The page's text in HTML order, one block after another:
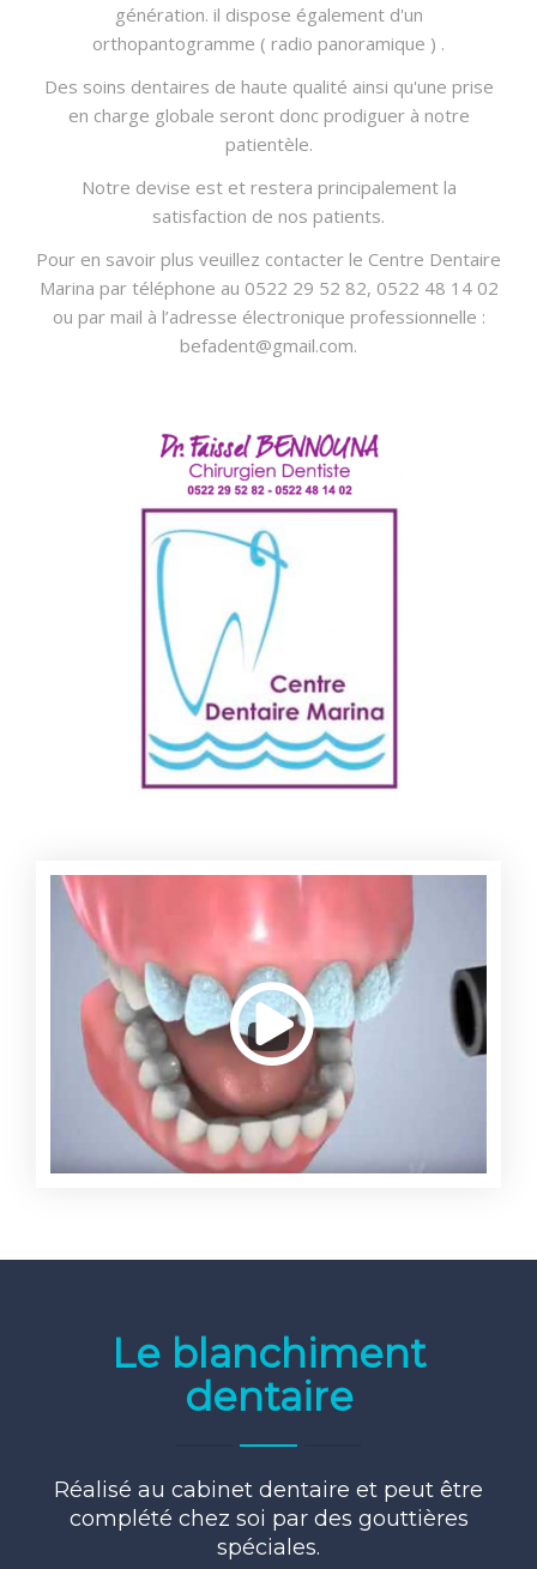
génération. il dispose également d'un
orthopantogramme ( radio panoramique ) .
Des soins dentaires de haute qualité ainsi qu'une prise
en charge globale seront donc prodiguer à notre
patientèle.
Notre devise est et restera principalement la
satisfaction de nos patients.
Pour en savoir plus veuillez contacter le Centre Dentaire
Marina par téléphone au 0522 29 52 82, 0522 48 14 02
ou par mail à l’adresse électronique professionnelle :
befadent@gmail.com.
Le blanchiment
dentaire
Réalisé au cabinet dentaire et peut être
complété chez soi par des gouttières
spéciales.